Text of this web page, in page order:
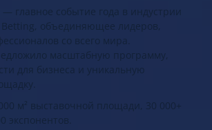
— главное событие года в индустрии
Betting, объединяющее лидеров,
со всего мира.
масштабную программу,
для бизнеса и уникальную
м² выставочной площади, 30 000+
экспонентов.